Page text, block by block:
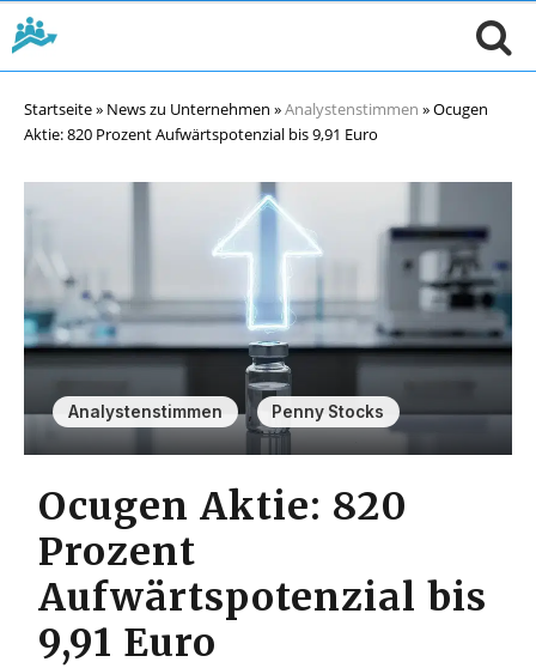
Startseite» News zu Unternehmen »Analystenstimmen »Ocugen
Aktie: 820 Prozent Aufwärtspotenzial bis 9,91 Euro
Analystenstimmen , Penny Stocks
Ocugen Aktie: 820
Prozent
Aufwärtspotenzial bis
9,91 Euro